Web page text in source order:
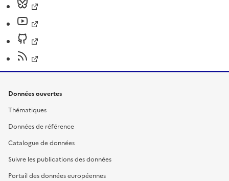
Données ouvertes
Thématiques
Données de référence
Catalogue de données
Suivre les publications des données
Portail des données européennes